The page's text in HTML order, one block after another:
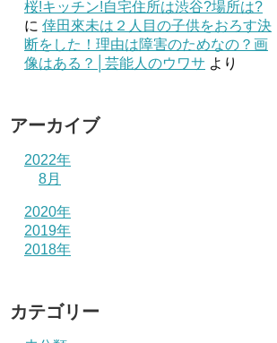
桜!キッチン!自宅住所は渋谷?場所は?
に 倖田來未は２人目の子供をおろす決
断をした！理由は障害のためなの？画
像はある？│芸能人のウワサ より
アーカイブ
2022年
8月
2020年
2019年
2018年
カテゴリー